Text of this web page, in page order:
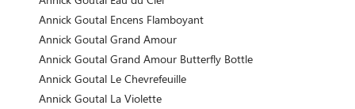
Annick Goutal Encens Flamboyant
Annick Goutal Grand Amour
Annick Goutal Grand Amour Butterfly Bottle
Annick Goutal Le Chevrefeuille
Annick Goutal La Violette